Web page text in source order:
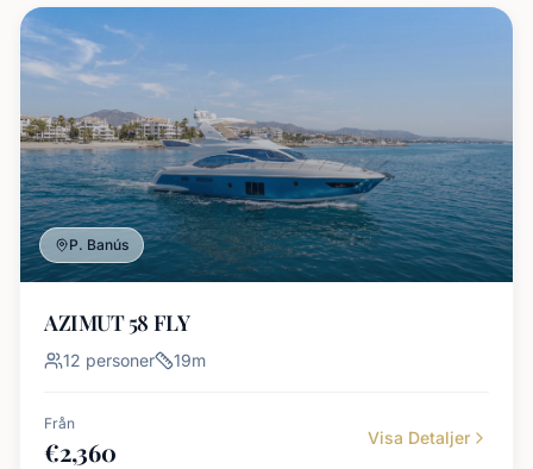
P. Banús
AZIMUT 58 FLY
12 personer 19m
Från
€2,360 Visa Detaljer